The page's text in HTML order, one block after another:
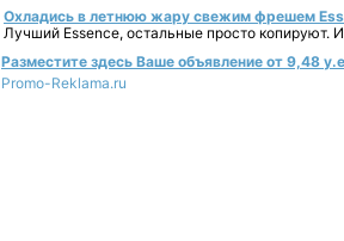
Охладись в летнюю жару свежим фрешем
Лучший Essence, остальные просто копируют.
Разместите здесь Ваше объявление от 9,48
Promo-Reklama.ru